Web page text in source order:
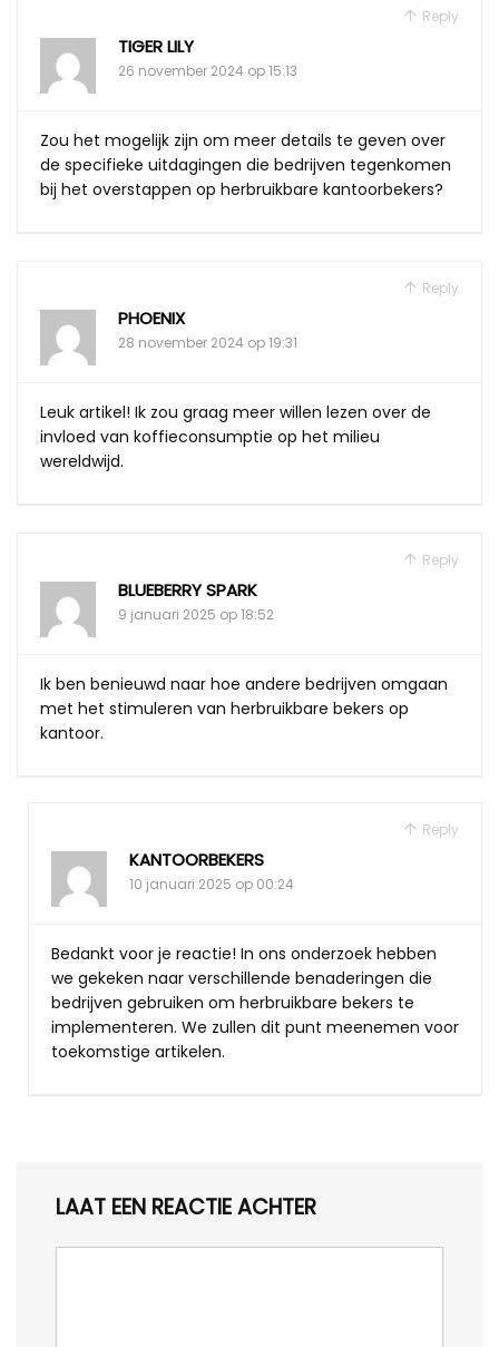
Reply
TIGER LILY
26 november 2024 op 15:13
Zou het mogelijk zijn om meer details te geven over
de specifieke uitdagingen die bedrijven tegenkomen
bij het overstappen op herbruikbare kantoorbekers?
Reply
PHOENIX
28 november 2024 op 19:31
Leuk artikel! Ik zou graag meer willen lezen over de
invloed van koffieconsumptie op het milieu
wereldwijd.
Reply
BLUEBERRY SPARK
9 januari 2025 op 18:52
Ik ben benieuwd naar hoe andere bedrijven omgaan
met het stimuleren van herbruikbare bekers op
kantoor.
Reply
KANTOORBEKERS
10 januari 2025 op 00:24
Bedankt voor je reactie! In ons onderzoek hebben
we gekeken naar verschillende benaderingen die
bedrijven gebruiken om herbruikbare bekers te
implementeren. We zullen dit punt meenemen voor
toekomstige artikelen.
LAAT EEN REACTIE ACHTER